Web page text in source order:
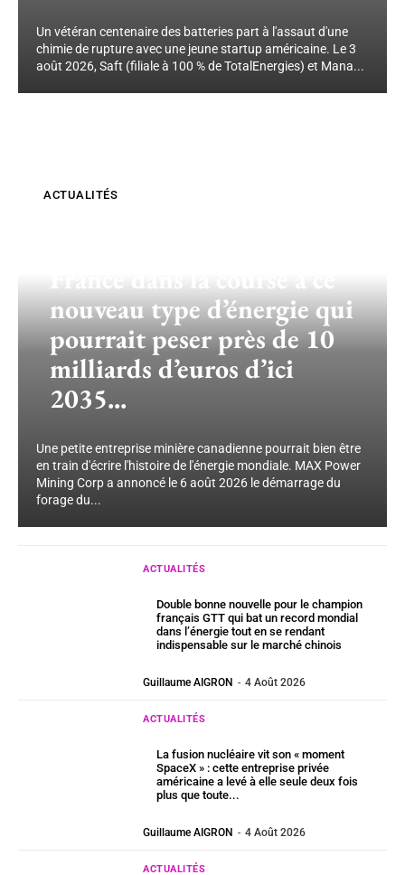
Un vétéran centenaire des batteries part à l'assaut d'une
chimie de rupture avec une jeune startup américaine. Le 3
août 2026, Saft (filiale à 100 % de TotalEnergies) et Mana...
ACTUALITÉS
nouveau type d’énergie qui
pourrait peser près de 10
milliards d’euros d’ici
2035...
Une petite entreprise minière canadienne pourrait bien être
en train d'écrire l'histoire de l'énergie mondiale. MAX Power
Mining Corp a annoncé le 6 août 2026 le démarrage du
forage du...
ACTUALITÉS
Double bonne nouvelle pour le champion
français GTT qui bat un record mondial
dans l’énergie tout en se rendant
indispensable sur le marché chinois
Guillaume AIGRON - 4 Août 2026
ACTUALITÉS
La fusion nucléaire vit son « moment
SpaceX » : cette entreprise privée
américaine a levé à elle seule deux fois
plus que toute...
Guillaume AIGRON - 4 Août 2026
ACTUALITÉS